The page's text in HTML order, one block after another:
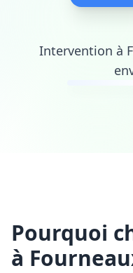
Intervention à
Pourquoi
à